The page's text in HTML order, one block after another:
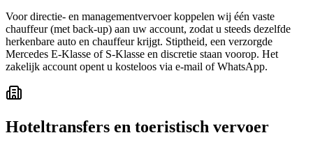
Voor directie- en managementvervoer koppelen wij één vaste
chauffeur (met back-up) aan uw account, zodat u steeds dezelfde
herkenbare auto en chauffeur krijgt. Stiptheid, een verzorgde
Mercedes E-Klasse of S-Klasse en discretie staan voorop. Het
zakelijk account opent u kosteloos via e-mail of WhatsApp.
Hoteltransfers en toeristisch vervoer